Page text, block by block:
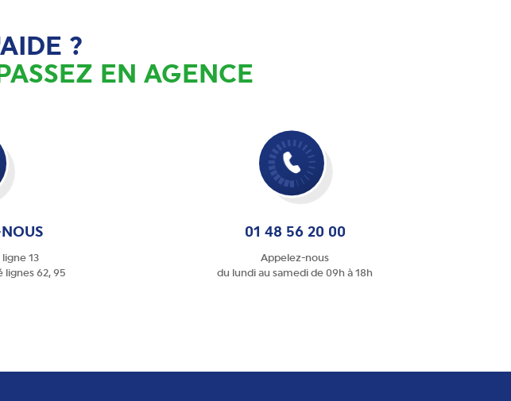
?
EN AGENCE
13
lignes 62, 95
01 48 56 20 00
Appelez-nous
du lundi au samedi de 09h à 18h